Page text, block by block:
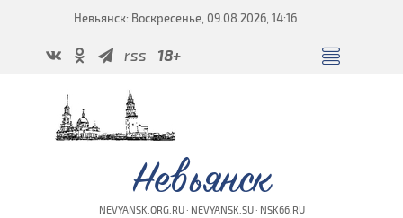
Невьянск: Воскресенье, 09.08.2026, 14:16
rss 18+
Невьянск
NEVYANSK.ORG.RU · NEVYANSK.SU · NSK66.RU